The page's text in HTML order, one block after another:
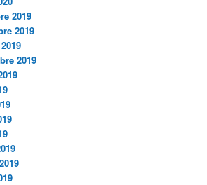
2019
2019
2019